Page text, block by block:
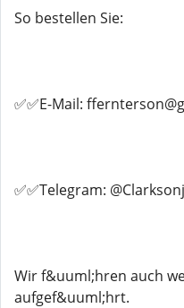
So bestellen Sie:
✅✅E-Mail:
✅✅Telegram:
Wir f&uuml;hren auch
aufgef&uuml;hrt.